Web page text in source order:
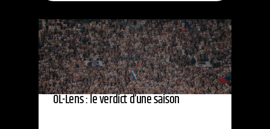
OL-Lens : le verdict d’une saison